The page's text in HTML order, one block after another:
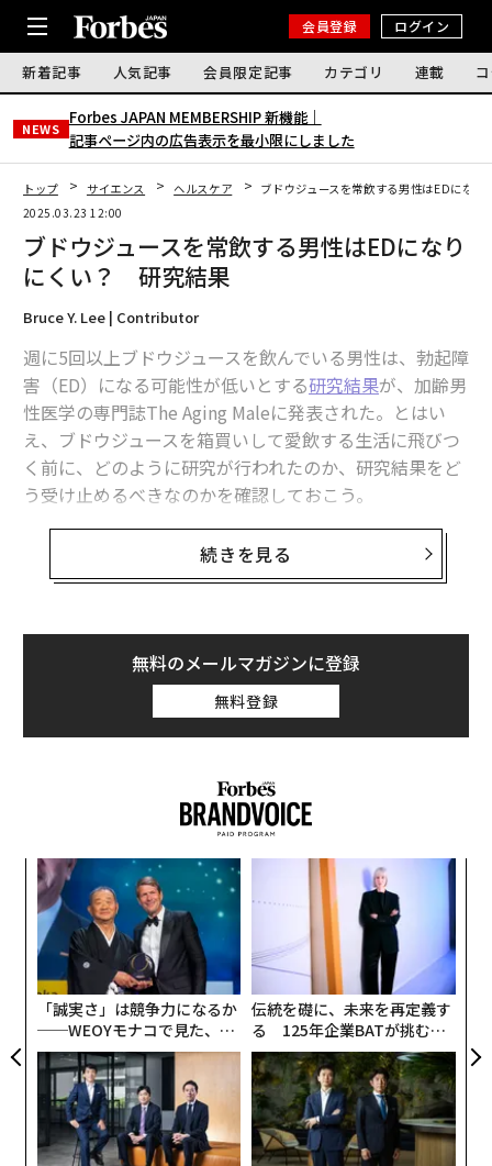
会員登録 ログイン
新着記事 人気記事 会員限定記事 カテゴリ 連載
NEWS
Forbes JAPAN MEMBERSHIP 新機能｜
記事ページ内の広告表示を最小限にしました
トップ サイエンス ヘルスケア
ブドウジュースを常飲する男性はEDにな
2025.03.23 12:00
ブドウジュースを常飲する男性はEDになり
にくい？ 研究結果
Bruce Y. Lee | Contributor
週に5回以上ブドウジュースを飲んでいる男性は、勃起障
害（ED）になる可能性が低いとする研究結果が、加齢男
性医学の専門誌The Aging Maleに発表された。とはい
え、ブドウジュースを箱買いして愛飲する生活に飛びつ
く前に、どのように研究が行われたのか、研究結果をど
う受け止めるべきなのかを確認しておこう。
この研究は、蓄積された研究医療データの分析から関連
査（NHANES）の2003～04年のデータを分析した。対象
のデータセットには、たまたま男性の勃起機能と各種飲
問に完全には回答しなかった743人を除外し、20歳以上
の男性1532人（平均年齢47.2歳）を研究サンプルとし
た。サンプル中510人がEDと診断されていた。
単変量と多変量のロジスティック回帰分析を用いてEDと
飲料摂取との関連性を調べたところ、週に5回以上ブド
ウジュースを飲んでいた人は、EDと診断された確率が7
9％低かった。傾向スコアマッチング（PSM）と呼ばれ
る手法を適用して背景因子の影響を調整すると、確率は
88％に増加した。
続きを見る
無料のメールマガジンに登録
無料登録
「誠実さ」は競争力になるか
──WEOYモナコで見た、く
ら寿司の経営哲学
伝統を礎に、未来を再定義す
る 125年企業BATが挑むス
モークレスな未来